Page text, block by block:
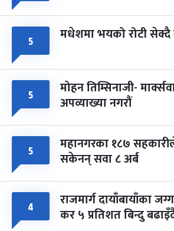
५ मधेशमा भयको रोटी सेक्दै
५ मोहन तिम्सिनाजी-
अपव्याख्या नगरौं
५ महानगरका १८७
सकेनन् सवा ८ अर्ब
४ राजमार्ग दायाँबायाँका
कर ५ प्रतिशत बिन्दु